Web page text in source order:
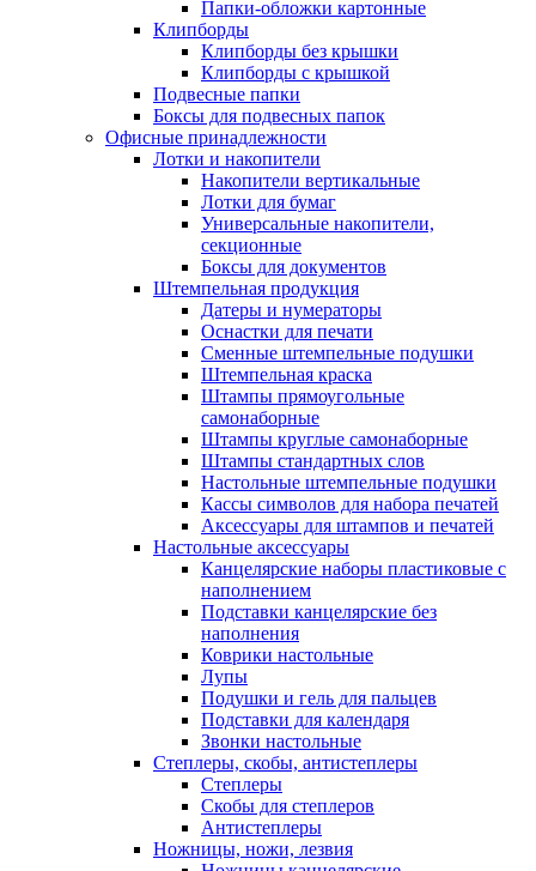
Папки-обложки картонные
Клипборды
Клипборды без крышки
Клипборды с крышкой
Подвесные папки
Боксы для подвесных папок
Офисные принадлежности
Лотки и накопители
Накопители вертикальные
Лотки для бумаг
Универсальные накопители,
секционные
Боксы для документов
Штемпельная продукция
Датеры и нумераторы
Оснастки для печати
Сменные штемпельные подушки
Штемпельная краска
Штампы прямоугольные
самонаборные
Штампы круглые самонаборные
Штампы стандартных слов
Настольные штемпельные подушки
Кассы символов для набора печатей
Аксессуары для штампов и печатей
Настольные аксессуары
Канцелярские наборы пластиковые с
наполнением
Подставки канцелярские без
наполнения
Коврики настольные
Лупы
Подушки и гель для пальцев
Подставки для календаря
Звонки настольные
Степлеры, скобы, антистеплеры
Степлеры
Скобы для степлеров
Антистеплеры
Ножницы, ножи, лезвия